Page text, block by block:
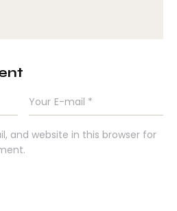
and website in this browser for